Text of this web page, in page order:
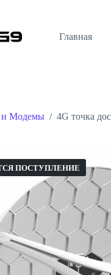
Главная
и Модемы / 4G точка
ПОСТУПЛЕНИЕ